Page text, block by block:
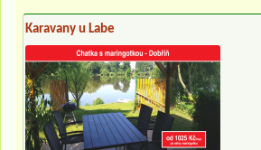
Karavany u Labe